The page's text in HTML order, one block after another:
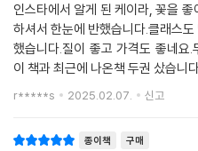
인스타에서 알게 된 케이라, 꽃을
하셔서 한눈에 반했습니다.클래스
했습니다.질이 좋고 가격도 좋네요
이 책과 최근에 나온책 두권 샀습니
r*****s 2025.02.07. 신고
종이책 구매